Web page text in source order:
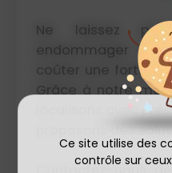
Ce site utilise des
contrôle sur
Ne laissez
endommager
coûter une fortune
Grâce à notre
localisons avec
proposons des